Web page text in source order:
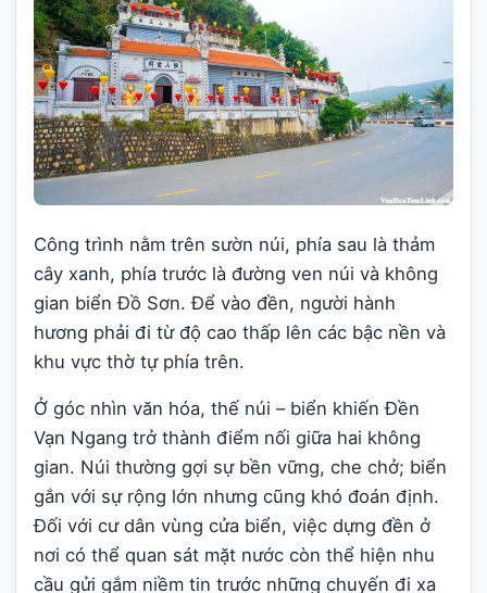
Công trình nằm trên sườn núi, phía sau là thảm
cây xanh, phía trước là đường ven núi và không
gian biển Đồ Sơn. Để vào đền, người hành
hương phải đi từ độ cao thấp lên các bậc nền và
khu vực thờ tự phía trên.
Ở góc nhìn văn hóa, thế núi – biển khiến Đền
Vạn Ngang trở thành điểm nối giữa hai không
gian. Núi thường gợi sự bền vững, che chở; biển
gắn với sự rộng lớn nhưng cũng khó đoán định.
Đối với cư dân vùng cửa biển, việc dựng đền ở
nơi có thể quan sát mặt nước còn thể hiện nhu
cầu gửi gắm niềm tin trước những chuyến đi xa